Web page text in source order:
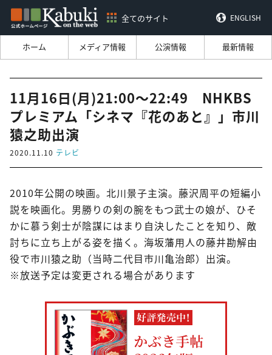
全てのサイト ENGLISH
ホーム メディア情報 公演情報 最新情報
11月16日(月)21:00～22:49 NHKBS
プレミアム「シネマ『花のあと』」市川
猿之助出演
2020.11.10 テレビ
2010年公開の映画。北川景子主演。藤沢周平の短編小
説を映画化。男勝りの剣の腕をもつ武士の娘が、ひそ
かに慕う剣士が陰謀にはまり自決したことを知り、敵
討ちに立ち上がる姿を描く。海坂藩用人の藤井勘解由
役で市川猿之助（当時二代目市川亀治郎）出演。
※放送予定は変更される場合があります